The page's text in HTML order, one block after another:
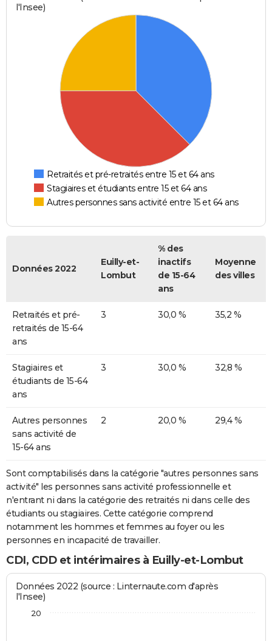
l'Insee)
Retraités et pré-retraités entre 15 et 64 ans
Stagiaires et étudiants entre 15 et 64 ans
Autres personnes sans activité entre 15 et 64 ans
Données 2022
Euilly-et-
Lombut
% des
inactifs
de 15-64
ans
Moyenne
des villes
Retraités et pré-
retraités de 15-64
ans
3 30,0 % 35,2 %
Stagiaires et
étudiants de 15-64
ans
3 30,0 % 32,8 %
Autres personnes
sans activité de
15-64 ans
2 20,0 % 29,4 %
Sont comptabilisés dans la catégorie "autres personnes sans
activité" les personnes sans activité professionnelle et
n'entrant ni dans la catégorie des retraités ni dans celle des
étudiants ou stagiaires. Cette catégorie comprend
notamment les hommes et femmes au foyer ou les
personnes en incapacité de travailler.
CDI, CDD et intérimaires à Euilly-et-Lombut
Données 2022 (source : Linternaute.com d'après
l'Insee)
20